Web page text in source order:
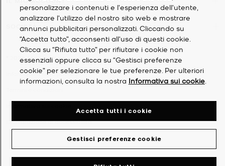
SOCIETÀ
2026Michael Kors
Informativa sulla privacy
Dichiarazione di accessibilità
personalizzare i contenuti e l'esperienza dell'utente,
analizzare l'utilizzo del nostro sito web e mostrare
annunci pubblicitari personalizzati. Cliccando su
“Accetta tutto”, acconsenti all'uso di questi cookie.
Clicca su “Rifiuta tutto” per rifiutare i cookie non
essenziali oppure clicca su “Gestisci preferenze
cookie” per selezionare le tue preferenze. Per ulteriori
informazioni, consulta la nostra Informativa sui cookie.
Gestisci preferenze cookie
Accetta tutti i cookie